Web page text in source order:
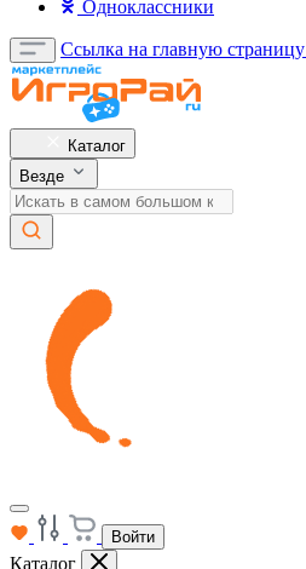
Одноклассники
Ссылка на главную страницу
Каталог
Везде
Войти
Каталог